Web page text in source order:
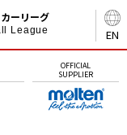
EN
ーリーグ
League
OFFICIAL
SUPPLIER